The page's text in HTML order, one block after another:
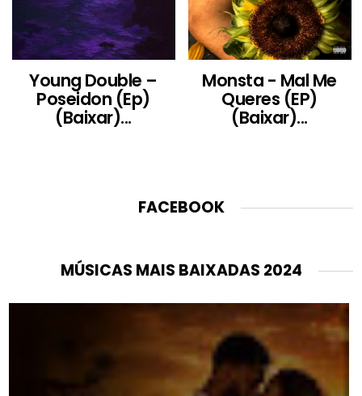
Young Double –
Poseidon (Ep)
(Baixar)...
Monsta - Mal Me
Queres (EP)
(Baixar)...
FACEBOOK
MÚSICAS MAIS BAIXADAS 2024